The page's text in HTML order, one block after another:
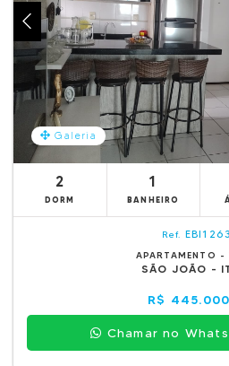
Galeria
2
DORM
1
BANHEIRO
Ref.
APARTAMENTO -
SÃO JOÃO -
R$
Chamar no